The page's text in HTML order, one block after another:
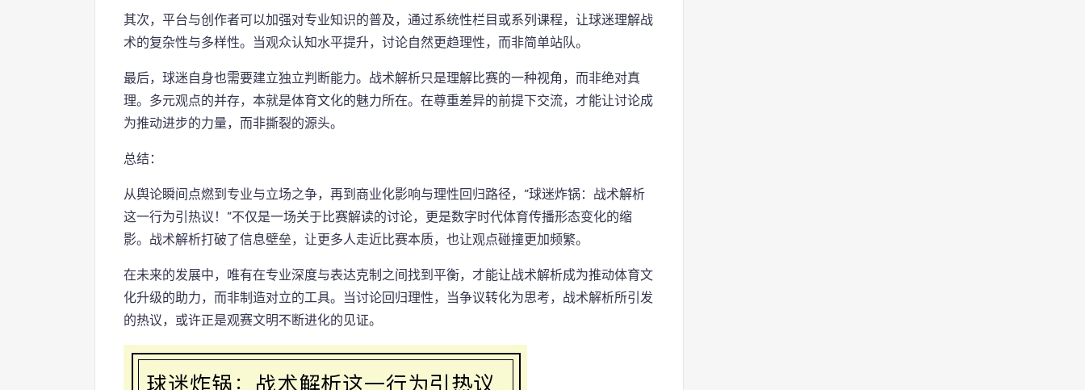
其次，平台与创作者可以加强对专业知识的普及，通过系统性栏目或系列课程，让球迷理解战
术的复杂性与多样性。当观众认知水平提升，讨论自然更趋理性，而非简单站队。
最后，球迷自身也需要建立独立判断能力。战术解析只是理解比赛的一种视角，而非绝对真
理。多元观点的并存，本就是体育文化的魅力所在。在尊重差异的前提下交流，才能让讨论成
为推动进步的力量，而非撕裂的源头。
总结：
从舆论瞬间点燃到专业与立场之争，再到商业化影响与理性回归路径，“球迷炸锅：战术解析
这一行为引热议！”不仅是一场关于比赛解读的讨论，更是数字时代体育传播形态变化的缩
影。战术解析打破了信息壁垒，让更多人走近比赛本质，也让观点碰撞更加频繁。
在未来的发展中，唯有在专业深度与表达克制之间找到平衡，才能让战术解析成为推动体育文
化升级的助力，而非制造对立的工具。当讨论回归理性，当争议转化为思考，战术解析所引发
的热议，或许正是观赛文明不断进化的见证。